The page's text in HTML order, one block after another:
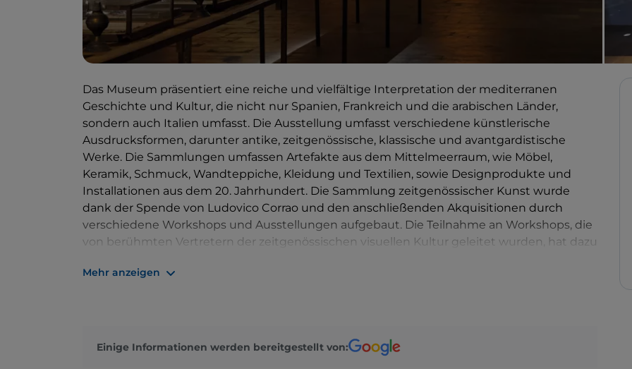
Das Museum präsentiert eine reiche und vielfältige Interpretation der mediterranen
Geschichte und Kultur, die nicht nur Spanien, Frankreich und die arabischen Länder,
sondern auch Italien umfasst. Die Ausstellung umfasst verschiedene künstlerische
Ausdrucksformen, darunter antike, zeitgenössische, klassische und avantgardistische
Werke. Die Sammlungen umfassen Artefakte aus dem Mittelmeerraum, wie Möbel,
Keramik, Schmuck, Wandteppiche, Kleidung und Textilien, sowie Designprodukte und
Installationen aus dem 20. Jahrhundert. Die Sammlung zeitgenössischer Kunst wurde
dank der Spende von Ludovico Corrao und den anschließenden Akquisitionen durch
verschiedene Workshops und Ausstellungen aufgebaut. Die Teilnahme an Workshops, die
von berühmten Vertretern der zeitgenössischen visuellen Kultur geleitet wurden, hat dazu
Caruso, Rotella, Scialoja, Beuys und Schifano umfasst.
Mehr anzeigen
Einige Informationen werden bereitgestellt von: